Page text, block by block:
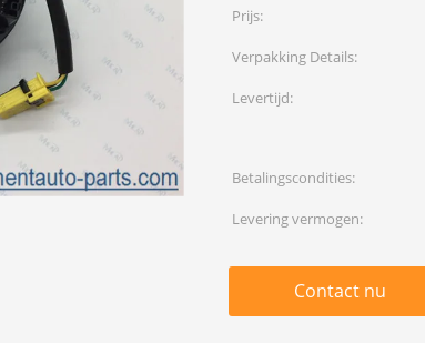
Prijs:
Verpakking Details:
Levertijd:
Betalingscondities:
Levering vermogen:
Contact nu